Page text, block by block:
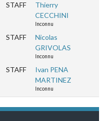
STAFF
Thierry
CECCHINI
Inconnu
STAFF
Nicolas
GRIVOLAS
Inconnu
STAFF
Ivan PENA
MARTINEZ
Inconnu